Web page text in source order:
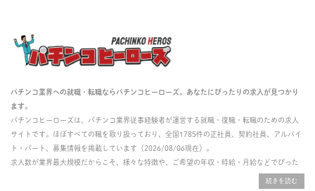
パチンコ業界への就職・転職ならパチンコヒーローズ。あなたにぴったりの求人が見つかり
ます。
パチンコヒーローズは、パチンコ業界従事経験者が運営する就職・復職・転職のための求人
サイトです。ほぼすべての職を取り扱っており、全国1785件の正社員、契約社員、アルバイ
ト・パート、募集情報を掲載しています（2026/08/06現在）。
求人数が業界最大規模だからこそ、様々な特徴や、ご希望の年収・時給・月給などでぴった